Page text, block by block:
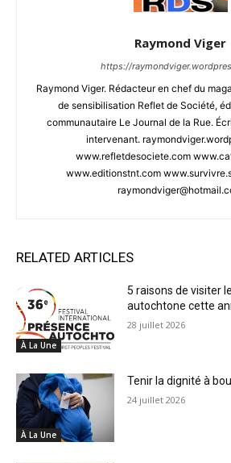
Raymond Viger
https://
Raymond Viger. Rédacteur en chef du
de sensibilisation Reflet de Société,
communautaire Le Journal de la Rue.
intervenant.
www.refletdesociete.com
www.editionstnt.com
RELATED ARTICLES
À La Une
5 raisons de visiter
autochtone cette
28 juillet 2026
À La Une
Tenir la dignité à
24 juillet 2026